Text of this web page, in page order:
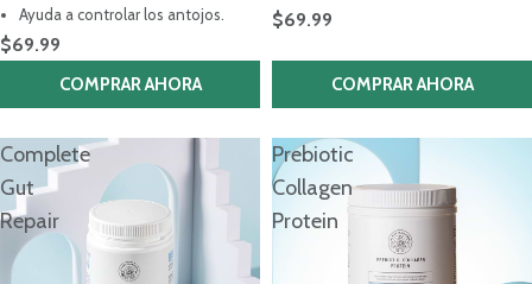
Ayuda a controlar los antojos.
$69.99
COMPRAR AHORA
$69.99
COMPRAR AHORA
Complete
Gut
Repair
Prebiotic
Collagen
Protein